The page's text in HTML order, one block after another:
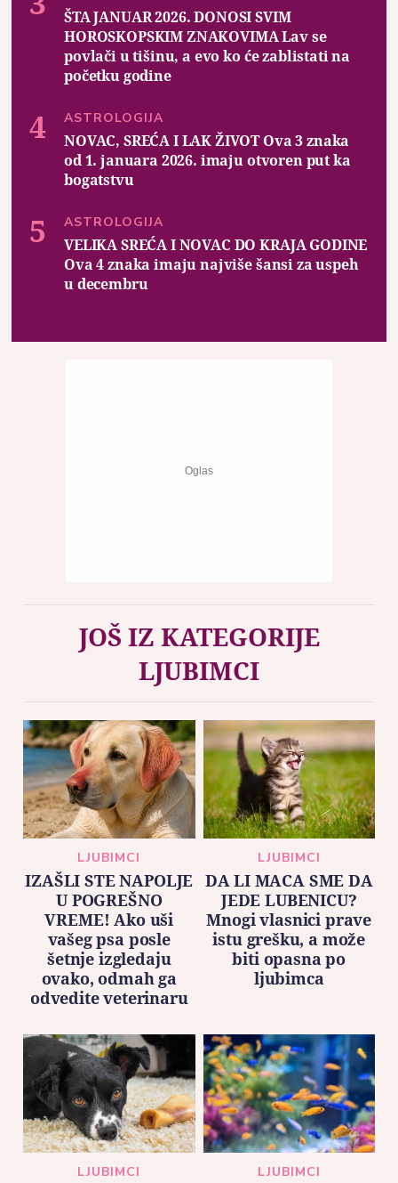
ŠTA JANUAR 2026. DONOSI SVIM
HOROSKOPSKIM ZNAKOVIMA Lav se
povlači u tišinu, a evo ko će zablistati na
početku godine
ASTROLOGIJA
NOVAC, SREĆA I LAK ŽIVOT Ova 3 znaka
od 1. januara 2026. imaju otvoren put ka
bogatstvu
ASTROLOGIJA
VELIKA SREĆA I NOVAC DO KRAJA GODINE
Ova 4 znaka imaju najviše šansi za uspeh
u decembru
JOŠ IZ KATEGORIJE
LJUBIMCI
LJUBIMCI
IZAŠLI STE NAPOLJE
U POGREŠNO
VREME! Ako uši
vašeg psa posle
šetnje izgledaju
ovako, odmah ga
odvedite veterinaru
LJUBIMCI
DA LI MACA SME DA
JEDE LUBENICU?
Mnogi vlasnici prave
istu grešku, a može
biti opasna po
ljubimca
LJUBIMCI LJUBIMCI